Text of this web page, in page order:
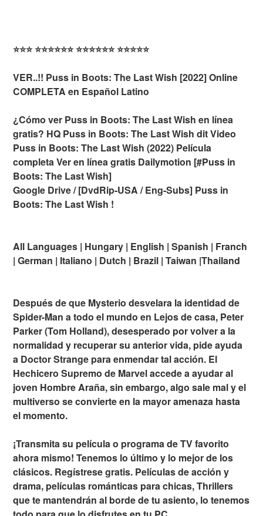
⭐⭐⭐ ⭐⭐⭐⭐⭐⭐ ⭐⭐⭐⭐⭐⭐ ⭐⭐⭐⭐⭐
VER..!! Puss in Boots: The Last Wish [2022] Online
COMPLETA en Español Latino
¿Cómo ver Puss in Boots: The Last Wish en línea
gratis? HQ Puss in Boots: The Last Wish dit Video
Puss in Boots: The Last Wish (2022) Película
completa Ver en línea gratis Dailymotion [#Puss in
Boots: The Last Wish]
Google Drive / [DvdRip-USA / Eng-Subs] Puss in
Boots: The Last Wish !
All Languages | Hungary | English | Spanish | Franch
| German | Italiano | Dutch | Brazil | Taiwan |Thailand
Después de que Mysterio desvelara la identidad de
Spider-Man a todo el mundo en Lejos de casa, Peter
Parker (Tom Holland), desesperado por volver a la
normalidad y recuperar su anterior vida, pide ayuda
a Doctor Strange para enmendar tal acción. El
Hechicero Supremo de Marvel accede a ayudar al
joven Hombre Araña, sin embargo, algo sale mal y el
multiverso se convierte en la mayor amenaza hasta
el momento.
¡Transmita su película o programa de TV favorito
ahora mismo! Tenemos lo último y lo mejor de los
clásicos. Regístrese gratis. Películas de acción y
drama, películas románticas para chicas, Thrillers
que te mantendrán al borde de tu asiento, lo tenemos